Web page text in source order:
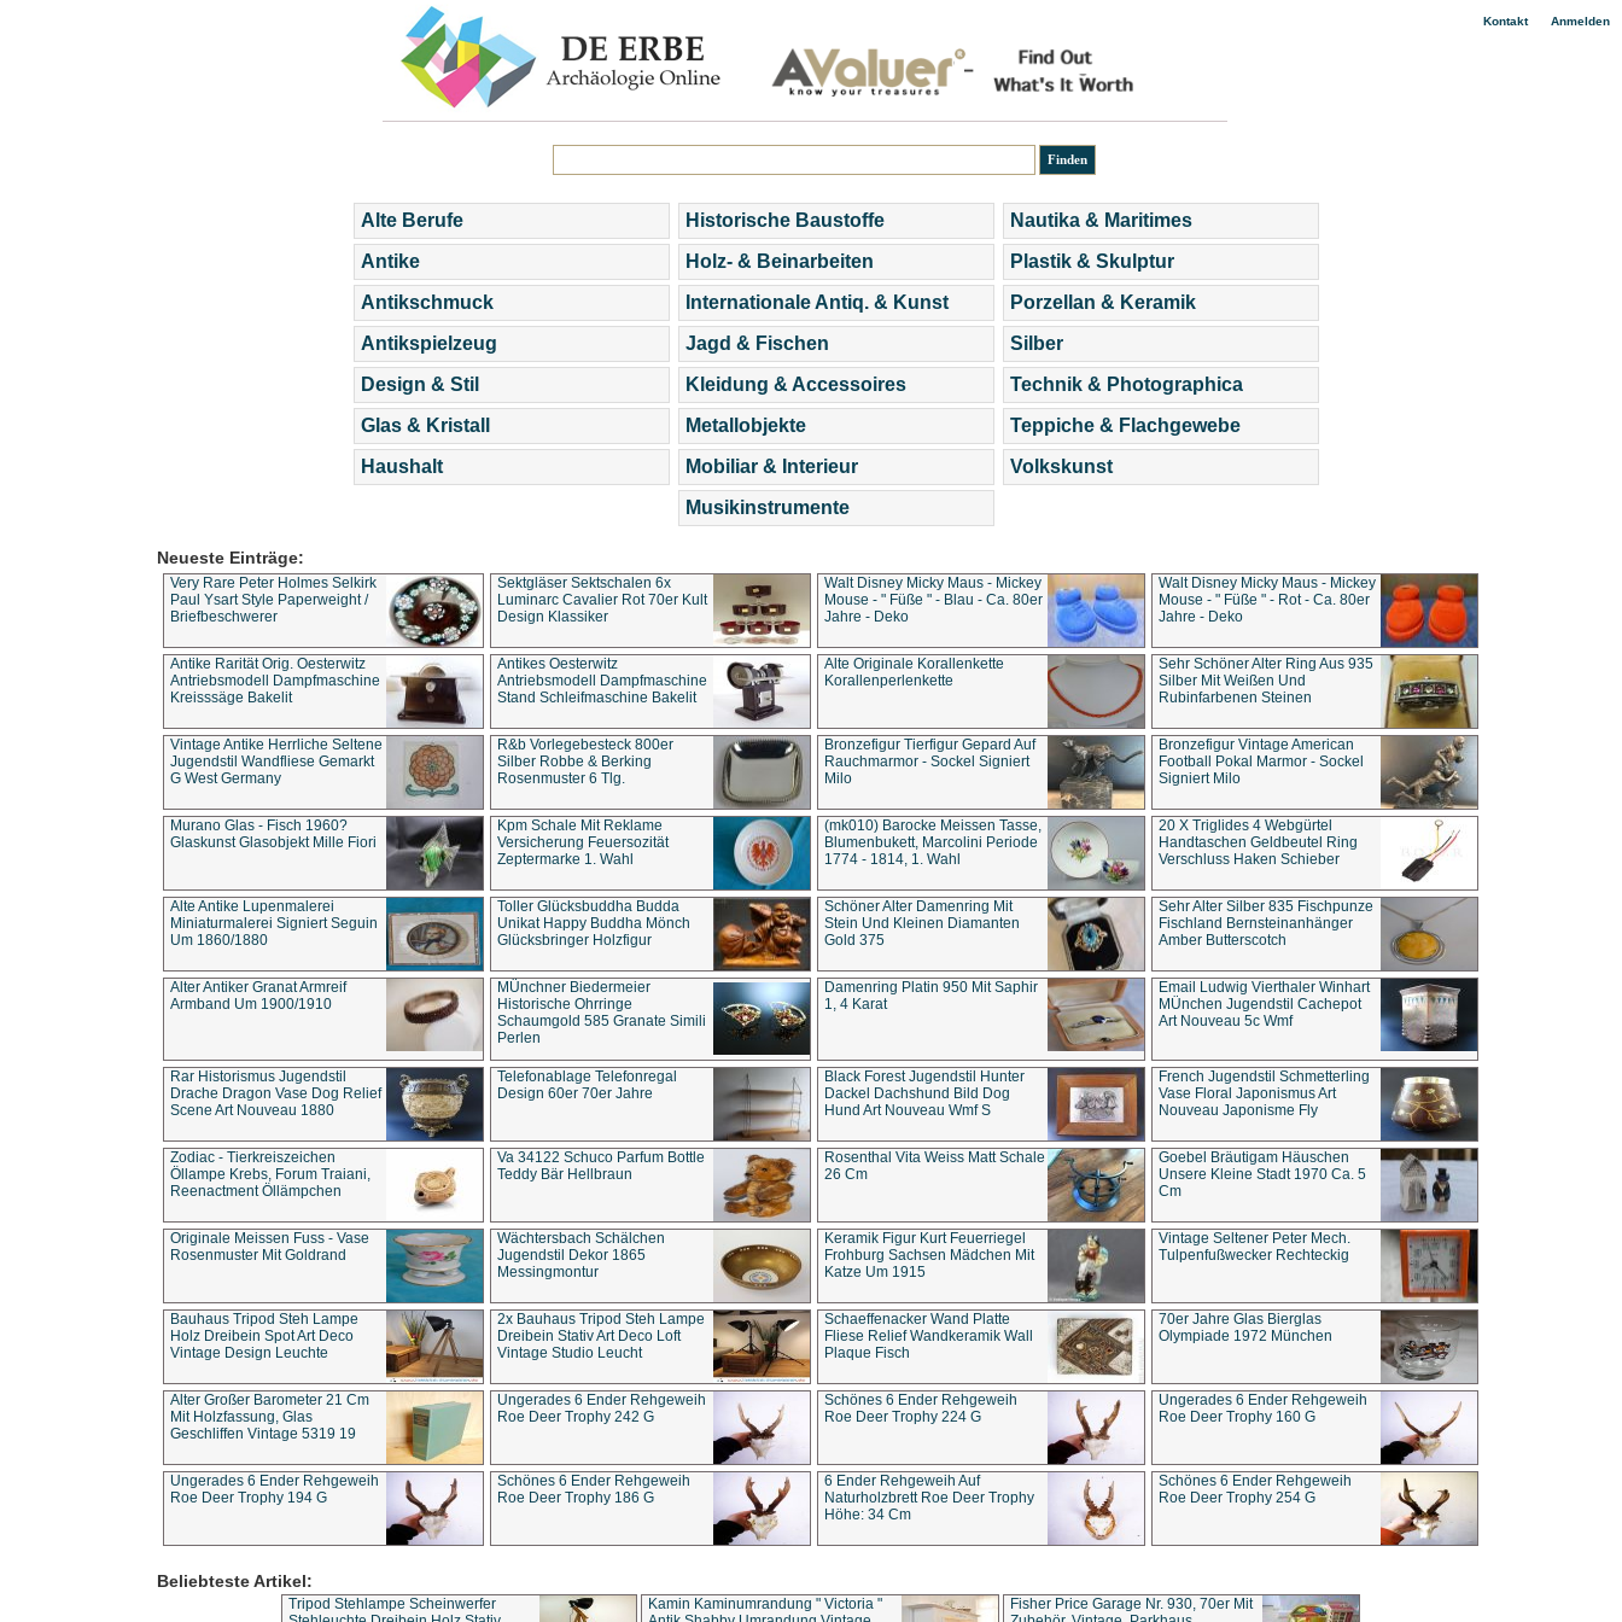
Kontakt| Anmelden
Alte Berufe
Antike
Antikschmuck
Antikspielzeug
Design & Stil
Glas & Kristall
Haushalt
Historische Baustoffe
Holz- & Beinarbeiten
Internationale Antiq. & Kunst
Jagd & Fischen
Kleidung & Accessoires
Metallobjekte
Mobiliar & Interieur
Musikinstrumente
Nautika & Maritimes
Plastik & Skulptur
Porzellan & Keramik
Silber
Technik & Photographica
Teppiche & Flachgewebe
Volkskunst
Neueste Einträge:
Very Rare Peter Holmes Selkirk
Paul Ysart Style Paperweight /
Briefbeschwerer
Sektgläser Sektschalen 6x
Luminarc Cavalier Rot 70er Kult
Design Klassiker
Walt Disney Micky Maus - Mickey
Mouse - " Füße " - Blau - Ca. 80er
Jahre - Deko
Walt Disney Micky Maus - Mickey
Mouse - " Füße " - Rot - Ca. 80er
Jahre - Deko
Antike Rarität Orig. Oesterwitz
Antriebsmodell Dampfmaschine
Kreisssäge Bakelit
Antikes Oesterwitz
Antriebsmodell Dampfmaschine
Stand Schleifmaschine Bakelit
Alte Originale Korallenkette
Korallenperlenkette
Sehr Schöner Alter Ring Aus 935
Silber Mit Weißen Und
Rubinfarbenen Steinen
Vintage Antike Herrliche Seltene
Jugendstil Wandfliese Gemarkt
G West Germany
R&b Vorlegebesteck 800er
Silber Robbe & Berking
Rosenmuster 6 Tlg.
Bronzefigur Tierfigur Gepard Auf
Rauchmarmor - Sockel Signiert
Milo
Bronzefigur Vintage American
Football Pokal Marmor - Sockel
Signiert Milo
Murano Glas - Fisch 1960?
Glaskunst Glasobjekt Mille Fiori
Kpm Schale Mit Reklame
Versicherung Feuersozität
Zeptermarke 1. Wahl
(mk010) Barocke Meissen Tasse,
Blumenbukett, Marcolini Periode
1774 - 1814, 1. Wahl
20 X Triglides 4 Webgürtel
Handtaschen Geldbeutel Ring
Verschluss Haken Schieber
Alte Antike Lupenmalerei
Miniaturmalerei Signiert Seguin
Um 1860/1880
Toller Glücksbuddha Budda
Unikat Happy Buddha Mönch
Glücksbringer Holzfigur
Schöner Alter Damenring Mit
Stein Und Kleinen Diamanten
Gold 375
Sehr Alter Silber 835 Fischpunze
Fischland Bernsteinanhänger
Amber Butterscotch
Alter Antiker Granat Armreif
Armband Um 1900/1910
MÜnchner Biedermeier
Historische Ohrringe
Schaumgold 585 Granate Simili
Perlen
Damenring Platin 950 Mit Saphir
1, 4 Karat
Email Ludwig Vierthaler Winhart
MÜnchen Jugendstil Cachepot
Art Nouveau 5c Wmf
Rar Historismus Jugendstil
Drache Dragon Vase Dog Relief
Scene Art Nouveau 1880
Telefonablage Telefonregal
Design 60er 70er Jahre
Black Forest Jugendstil Hunter
Dackel Dachshund Bild Dog
Hund Art Nouveau Wmf S
French Jugendstil Schmetterling
Vase Floral Japonismus Art
Nouveau Japonisme Fly
Zodiac - Tierkreiszeichen
Öllampe Krebs, Forum Traiani,
Reenactment Öllämpchen
Va 34122 Schuco Parfum Bottle
Teddy Bär Hellbraun
Rosenthal Vita Weiss Matt Schale
26 Cm
Goebel Bräutigam Häuschen
Unsere Kleine Stadt 1970 Ca. 5
Cm
Originale Meissen Fuss - Vase
Rosenmuster Mit Goldrand
Wächtersbach Schälchen
Jugendstil Dekor 1865
Messingmontur
Keramik Figur Kurt Feuerriegel
Frohburg Sachsen Mädchen Mit
Katze Um 1915
Vintage Seltener Peter Mech.
Tulpenfußwecker Rechteckig
Bauhaus Tripod Steh Lampe
Holz Dreibein Spot Art Deco
Vintage Design Leuchte
2x Bauhaus Tripod Steh Lampe
Dreibein Stativ Art Deco Loft
Vintage Studio Leucht
Schaeffenacker Wand Platte
Fliese Relief Wandkeramik Wall
Plaque Fisch
70er Jahre Glas Bierglas
Olympiade 1972 München
Alter Großer Barometer 21 Cm
Mit Holzfassung, Glas
Geschliffen Vintage 5319 19
Ungerades 6 Ender Rehgeweih
Roe Deer Trophy 242 G
Schönes 6 Ender Rehgeweih
Roe Deer Trophy 224 G
Ungerades 6 Ender Rehgeweih
Roe Deer Trophy 160 G
Ungerades 6 Ender Rehgeweih
Roe Deer Trophy 194 G
Schönes 6 Ender Rehgeweih
Roe Deer Trophy 186 G
6 Ender Rehgeweih Auf
Naturholzbrett Roe Deer Trophy
Höhe: 34 Cm
Schönes 6 Ender Rehgeweih
Roe Deer Trophy 254 G
Beliebteste Artikel:
Tripod Stehlampe Scheinwerfer
Kamin Kaminumrandung " Victoria "
Fisher Price Garage Nr. 930, 70er Mit